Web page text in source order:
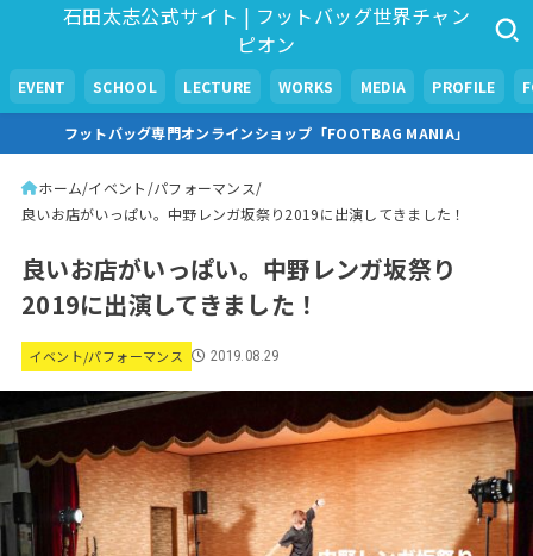
石田太志公式サイト | フットバッグ世界チャン
ピオン
EVENT SCHOOL LECTURE WORKS MEDIA PROFILE
フットバッグ専門オンラインショップ「FOOTBAG MANIA」
ホーム イベント/パフォーマンス
良いお店がいっぱい。中野レンガ坂祭り2019に出演してきました！
良いお店がいっぱい。中野レンガ坂祭り
2019に出演してきました！
イベント/パフォーマンス 2019.08.29